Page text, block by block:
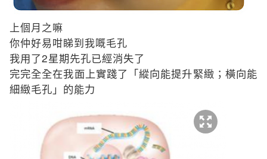
上個月之嘛
你仲好易咁睇到我嘅毛孔
我用了2星期先孔已經消失了
完完全全在我面上實踐了「縱向能提升緊緻；橫向能
細緻毛孔」的能力